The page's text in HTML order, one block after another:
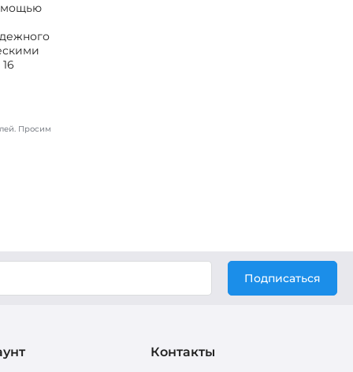
Просим
Подписаться
Контакты